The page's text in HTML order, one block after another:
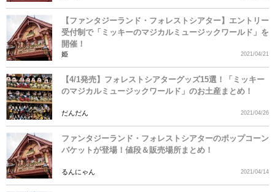
【ファンタジーランド・フォレストシアター】エントリー
受付制で「ミッキーのマジカルミュージックワールド」を
開催！
姫 2021/04/21
【4/1発売】フォレストシアターグッズ15選！「ミッキー
のマジカルミュージックワールド」のお土産まとめ！
だんだん 2021/04/26
ファンタジーランド・フォレストシアターのポップコーン
バケットが登場！値段＆販売場所まとめ！
るんにゃん 2021/04/14